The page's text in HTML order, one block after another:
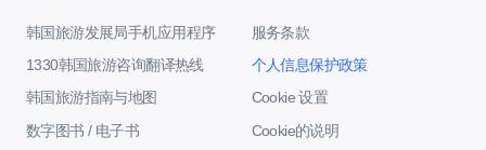
韩国旅游发展局手机应用程序
1330韩国旅游咨询翻译热线
韩国旅游指南与地图
数字图书 / 电子书
服务条款
个人信息保护政策
Cookie 设置
Cookie的说明